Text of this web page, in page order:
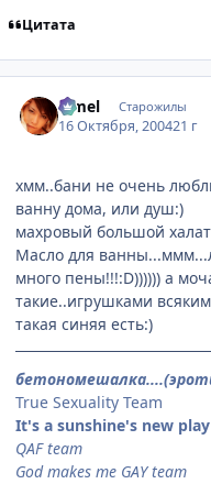
Цитата
Limel Старожилы
16 Октября, 200421 г
хмм..бани не очень
ванну дома, или душ:)
махровый большой
Масло для
много пены!!!:D)))))) а
такие..игрушками
такая синяя есть:)
True Sexuality Team
It's a sunshine's new
QAF team
God makes me GAY team